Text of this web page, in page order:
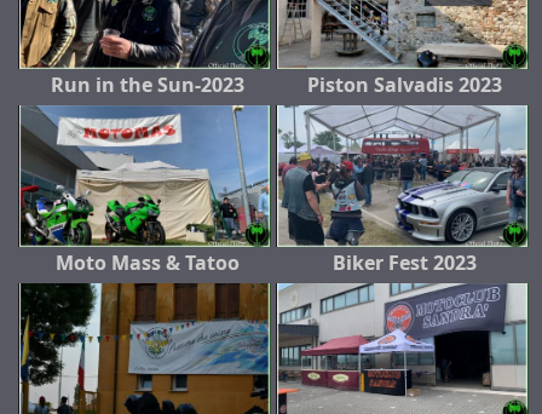
Run in the Sun-2023 Piston Salvadis 2023
Moto Mass & Tatoo Biker Fest 2023